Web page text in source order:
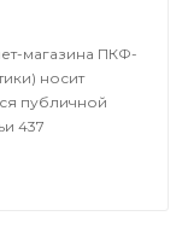
магазина ПКФ-
носит
публичной
437